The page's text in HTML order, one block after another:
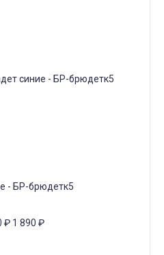
- БР-брюдетк5
₽ 1 890 ₽